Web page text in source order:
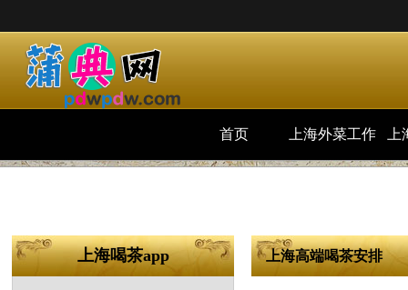
首页 上海外菜工作
上海喝茶app 上海高端喝茶安排